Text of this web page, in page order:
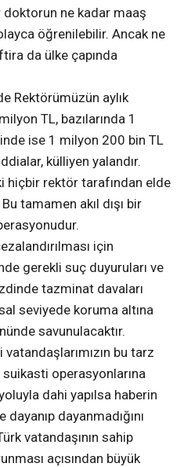
doktorun ne kadar maaş
öğrenilebilir. Ancak ne
da ülke çapında
Rektörümüzün aylık
TL, bazılarında 1
ise 1 milyon 200 bin TL
külliyen yalandır.
hiçbir rektör tarafından elde
tamamen akıl dışı bir
için
gerekli suç duyuruları ve
tazminat davaları
seviyede koruma altına
savunulacaktır.
bu tarz
operasyonlarına
dahi yapılsa haberin
dayanmadığını
vatandaşının sahip
açısından büyük